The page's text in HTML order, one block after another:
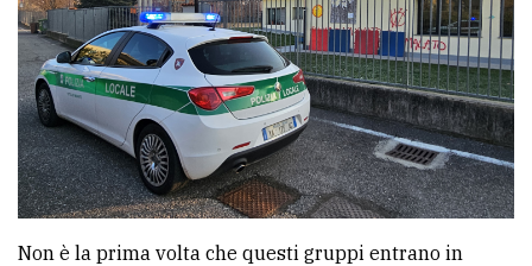
Non è la prima volta che questi gruppi entrano in